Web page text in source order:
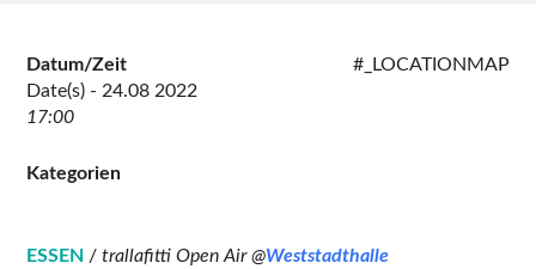
#_LOCATIONMAP
Datum/Zeit
Date(s) - 24.08 2022
17:00
Kategorien
ESSEN /trallafitti Open Air @Weststadthalle